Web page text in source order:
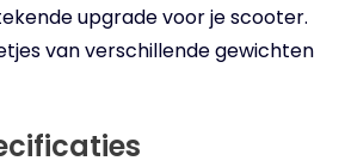
upgrade voor je scooter.
van verschillende gewichten